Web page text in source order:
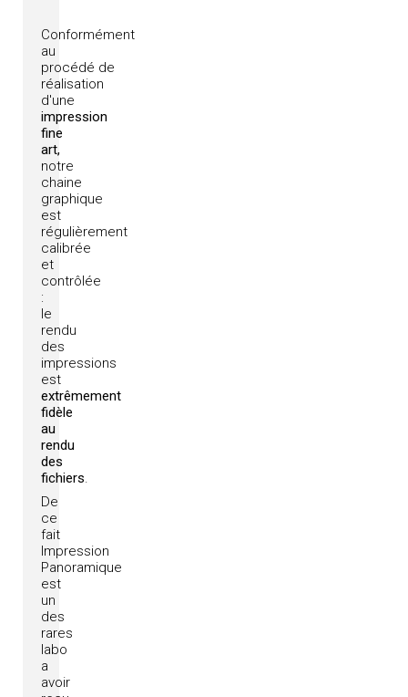
Conformément
au
procédé de
réalisation
d'une
impression
fine
art,
notre
chaine
graphique
est
régulièrement
calibrée
et
contrôlée
:
le
rendu
des
impressions
est
extrêmement
fidèle
au
rendu
des
fichiers.
De
ce
fait
Impression
Panoramique
est
un
des
rares
labo
a
avoir